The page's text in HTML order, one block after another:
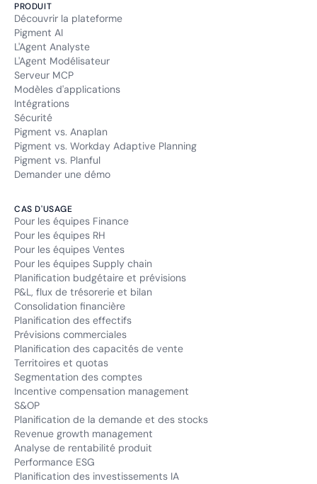
PRODUIT
Découvrir la plateforme
Pigment AI
L'Agent Analyste
L'Agent Modélisateur
Serveur MCP
Modèles d'applications
Intégrations
Sécurité
Pigment vs. Anaplan
Pigment vs. Workday Adaptive Planning
Pigment vs. Planful
Demander une démo
CAS D'USAGE
Pour les équipes Finance
Pour les équipes RH
Pour les équipes Ventes
Pour les équipes Supply chain
Planification budgétaire et prévisions
P&L, flux de trésorerie et bilan
Consolidation financière
Planification des effectifs
Prévisions commerciales
Planification des capacités de vente
Territoires et quotas
Segmentation des comptes
Incentive compensation management
S&OP
Planification de la demande et des stocks
Revenue growth management
Analyse de rentabilité produit
Performance ESG
Planification des investissements IA